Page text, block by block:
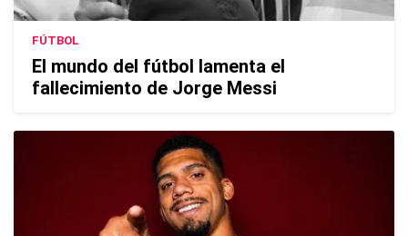
FÚTBOL
El mundo del fútbol lamenta el
fallecimiento de Jorge Messi